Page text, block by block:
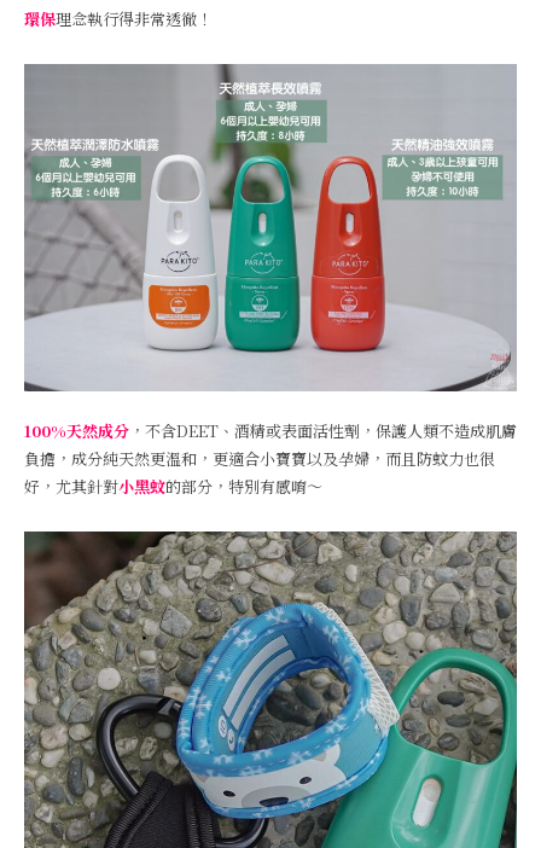
環保理念執行得非常透徹！
100%天然成分 ，不含DEET、酒精或表面活性劑，保護人類不造成肌膚
負擔，成分純天然更溫和，更適合小寶寶以及孕婦，而且防蚊力也很
好，尤其針對小黑蚊的部分，特別有感唷～